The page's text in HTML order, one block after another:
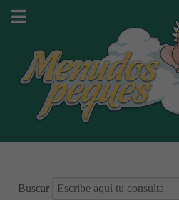
Buscar